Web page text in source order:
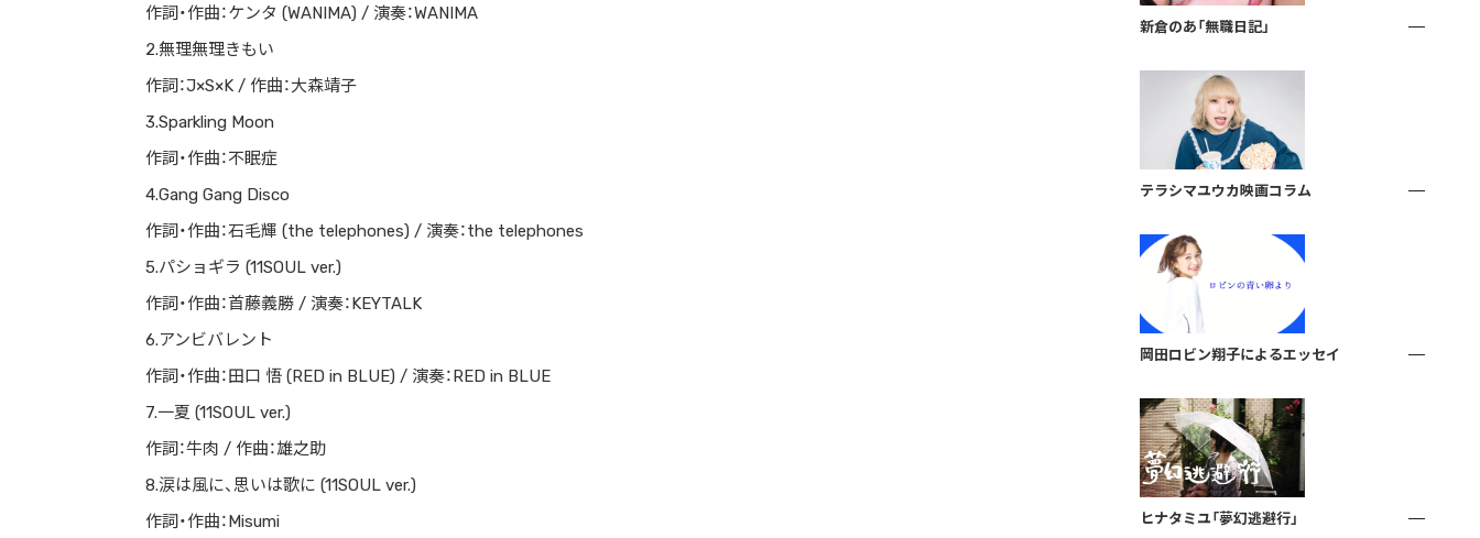
作詞・作曲：ケンタ (WANIMA) / 演奏：WANIMA
2.無理無理きもい
作詞：J×S×K / 作曲：大森靖子
3.Sparkling Moon
作詞・作曲：不眠症
4.Gang Gang Disco
作詞・作曲：石毛輝 (the telephones) / 演奏：the telephones
5.パショギラ (11SOUL ver.)
作詞・作曲：首藤義勝 / 演奏：KEYTALK
6.アンビバレント
作詞・作曲：田口 悟 (RED in BLUE) / 演奏：RED in BLUE
7.一夏 (11SOUL ver.)
作詞：牛肉 / 作曲：雄之助
8.涙は風に、思いは歌に (11SOUL ver.)
作詞・作曲：Misumi
新倉のあ「無職日記」
テラシマユウカ映画コラム
岡田ロビン翔子によるエッセイ
ヒナタミユ「夢幻逃避行」